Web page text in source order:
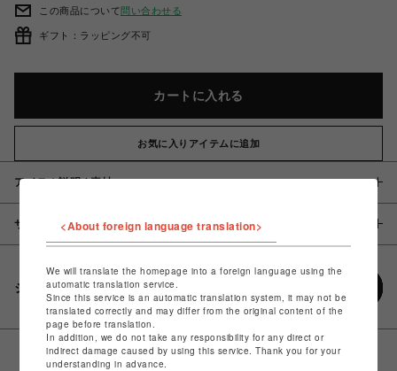
この商品について問い合わせる
ギフト：ラッピング不可
カートに入れる
お気に入りアイテムに追加
アイテム説明 / 素材
サイズ
シェアする
<About foreign language translation>
We will translate the homepage into a foreign language using the
automatic translation service.
Since this service is an automatic translation system, it may not be
translated correctly and may differ from the original content of the
page before translation.
In addition, we do not take any responsibility for any direct or
indirect damage caused by using this service. Thank you for your
understanding in advance.